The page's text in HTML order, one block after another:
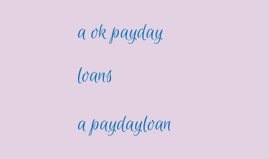
a ok payday
loans
a paydayloan